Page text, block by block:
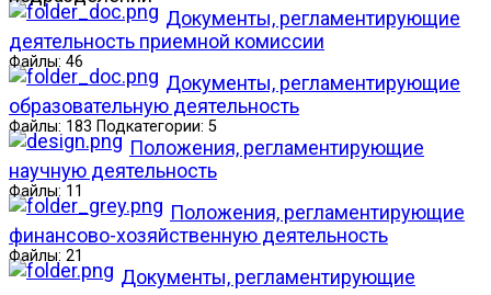
Документы, регламентирующие
деятельность приемной комиссии
Файлы: 46
Документы, регламентирующие
образовательную деятельность
Файлы: 183 Подкатегории: 5
Положения, регламентирующие
научную деятельность
Файлы: 11
Положения, регламентирующие
финансово-хозяйственную деятельность
Файлы: 21
Документы, регламентирующие